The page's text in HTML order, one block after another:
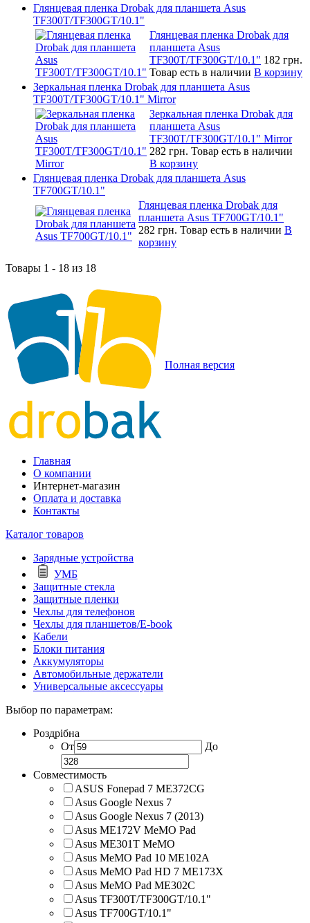
Глянцевая пленка Drobak для планшета Asus
TF300T/TF300GT/10.1"
Глянцевая пленка Drobak для
планшета Asus
TF300T/TF300GT/10.1" 182 грн.
Товар есть в наличии В корзину
Зеркальная пленка Drobak для планшета Asus
TF300T/TF300GT/10.1" Mirror
Зеркальная пленка Drobak для
планшета Asus
TF300T/TF300GT/10.1" Mirror
282 грн. Товар есть в наличии
В корзину
Глянцевая пленка Drobak для планшета Asus
TF700GT/10.1"
Глянцевая пленка Drobak для
планшета Asus TF700GT/10.1"
282 грн. Товар есть в наличии В
корзину
Товары 1 - 18 из 18
Полная версия
Главная
О компании
Интернет-магазин
Оплата и доставка
Контакты
Каталог товаров
Зарядные устройства
УМБ
Защитные стекла
Защитные пленки
Чехлы для телефонов
Чехлы для планшетов/E-book
Кабели
Блоки питания
Аккумуляторы
Автомобильные держатели
Универсальные аксессуары
Выбор по параметрам:
Роздрібна
От
До
Совместимость
ASUS Fonepad 7 ME372CG
Asus Google Nexus 7
Asus Google Nexus 7 (2013)
Asus ME172V MeMO Pad
Asus ME301T MeMO
Asus MeMO Pad 10 ME102A
Asus MeMO Pad HD 7 ME173X
Asus MeMO Pad ME302C
Asus TF300T/TF300GT/10.1"
Asus TF700GT/10.1"